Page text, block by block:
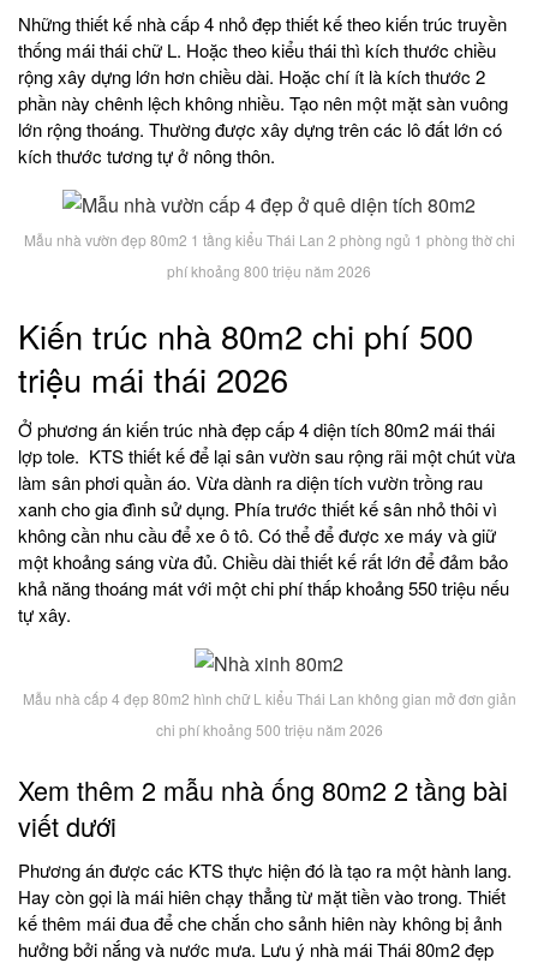
Những thiết kế nhà cấp 4 nhỏ đẹp thiết kế theo kiến trúc truyền
thống mái thái chữ L. Hoặc theo kiểu thái thì kích thước chiều
rộng xây dựng lớn hơn chiều dài. Hoặc chí ít là kích thước 2
phần này chênh lệch không nhiều. Tạo nên một mặt sàn vuông
lớn rộng thoáng. Thường được xây dựng trên các lô đất lớn có
kích thước tương tự ở nông thôn.
Mẫu nhà vườn đẹp 80m2 1 tầng kiểu Thái Lan 2 phòng ngủ 1 phòng thờ chi
phí khoảng 800 triệu năm 2026
Kiến trúc nhà 80m2 chi phí 500
triệu mái thái 2026
Ở phương án kiến trúc nhà đẹp cấp 4 diện tích 80m2 mái thái
lợp tole. KTS thiết kế để lại sân vườn sau rộng rãi một chút vừa
làm sân phơi quần áo. Vừa dành ra diện tích vườn trồng rau
xanh cho gia đình sử dụng. Phía trước thiết kế sân nhỏ thôi vì
không cần nhu cầu để xe ô tô. Có thể để được xe máy và giữ
một khoảng sáng vừa đủ. Chiều dài thiết kế rất lớn để đảm bảo
khả năng thoáng mát với một chi phí thấp khoảng 550 triệu nếu
tự xây.
Mẫu nhà cấp 4 đẹp 80m2 hình chữ L kiểu Thái Lan không gian mở đơn giản
chi phí khoảng 500 triệu năm 2026
Xem thêm 2 mẫu nhà ống 80m2 2 tầng bài
viết dưới
Phương án được các KTS thực hiện đó là tạo ra một hành lang.
Hay còn gọi là mái hiên chạy thẳng từ mặt tiền vào trong. Thiết
kế thêm mái đua để che chắn cho sảnh hiên này không bị ảnh
hưởng bởi nắng và nước mưa. Lưu ý nhà mái Thái 80m2 đẹp